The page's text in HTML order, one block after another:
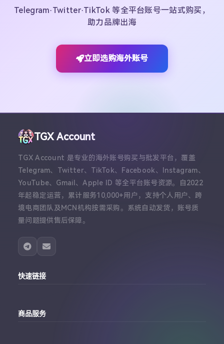
Telegram·Twitter·TikTok 等全平台账号一站式购买，
助力品牌出海
立即选购海外账号
TGX Account
TGX Account 是专业的海外账号购买与批发平台，覆盖
Telegram、Twitter、TikTok、Facebook、Instagram、
YouTube、Gmail、Apple ID 等全平台账号资源。自2022
年起稳定运营，累计服务10,000+用户，支持个人用户、跨
境电商团队及MCN机构按需采购。系统自动发货，账号质
量问题提供售后保障。
快速链接
商品服务